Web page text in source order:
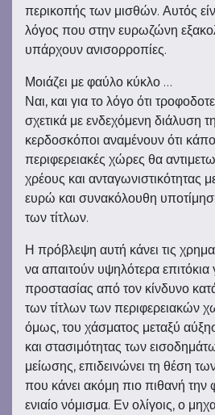
περικοπής των μισθών. Αυτός
λόγος που στην ευρωζώνη
υπάρχουν ανισορροπίες.
Μοιάζει με φαύλο κύκλο …
Ναι, και για το λόγο ότι
σχετικά με ενδεχόμενη διάλυση
κερδοσκόποι αναμένουν ότι
περιφερειακές χώρες θα
χρέους και ανταγωνιστικότητας
ευρώ και συνακόλουθη
των τίτλων.
Η πρόβλεψη αυτή κάνει τις
να απαιτούν υψηλότερα επιτόκια
προστασίας από τον κίνδυνο
των τίτλων των περιφερειακών
όμως, του χάσματος μεταξύ
και στασιμότητας των
μείωσης, επιδεινώνει τη θέση
που κάνει ακόμη πιο πιθανή την
ενιαίο νόμισμα. Εν ολίγοις, ο